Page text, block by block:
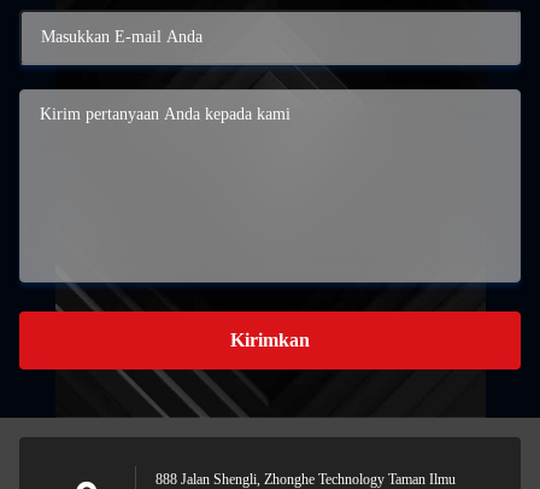
Kirimkan
888 Jalan Shengli, Zhonghe Technology Taman Ilmu